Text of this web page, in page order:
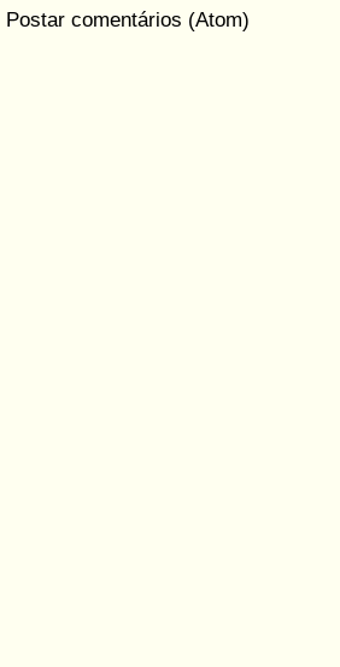
Postar comentários (Atom)